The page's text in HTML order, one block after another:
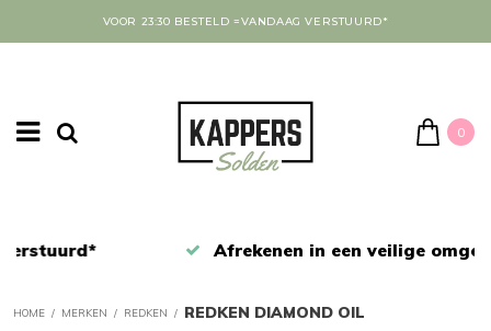
VOOR 23:30 BESTELD =VANDAAG VERSTUURD*
0
Afrekenen in een veilige omgeving
HOME / MERKEN / REDKEN / REDKEN DIAMOND OIL